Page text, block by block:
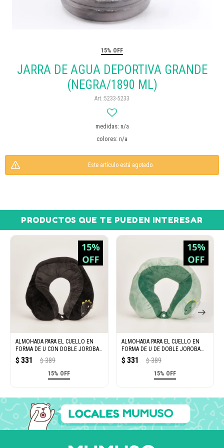
15% OFF
JARRA DE AGUA DEPORTIVA GRANDE
(NEGRA/1890 ML)
5233-5233
medidas: n/a
colores: n/a
Este artículo está agotado.
PRODUCTOS QUE TE PUEDEN INTERESAR
ALMOHADA PARA EL CUELLO EN
FORMA DE U CON DOBLE JOROBA
(NEGRO)
$ 331 $ 389
15% OFF
ALMOHADA PARA EL CUELLO EN
FORMA DE U DE DOBLE JOROBA
(VERDE)
$ 331 $ 389
15% OFF